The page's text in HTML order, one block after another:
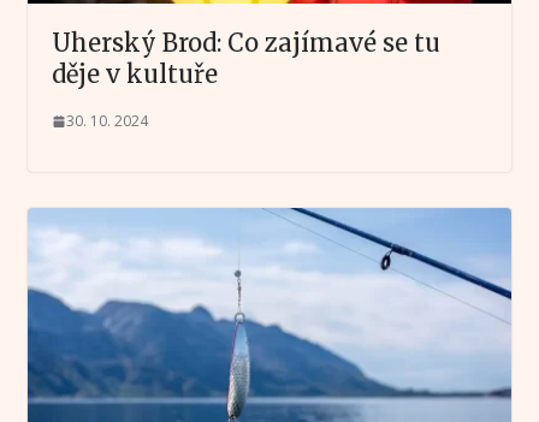
Uherský Brod: Co zajímavé se tu
děje v kultuře
30. 10. 2024